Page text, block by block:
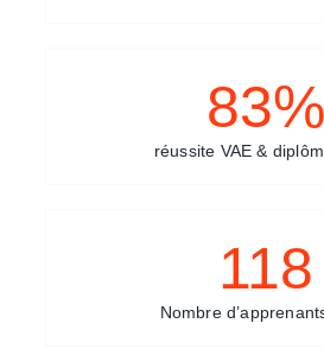
83%
réussite VAE &
118
Nombre